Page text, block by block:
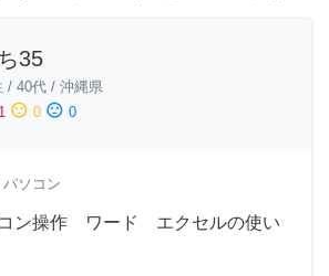
35
/ 40代 / 沖縄県
1 sentiment_neutral 0 sentiment_dissatisfied 0
パソコン
ン操作 ワード エクセルの使い